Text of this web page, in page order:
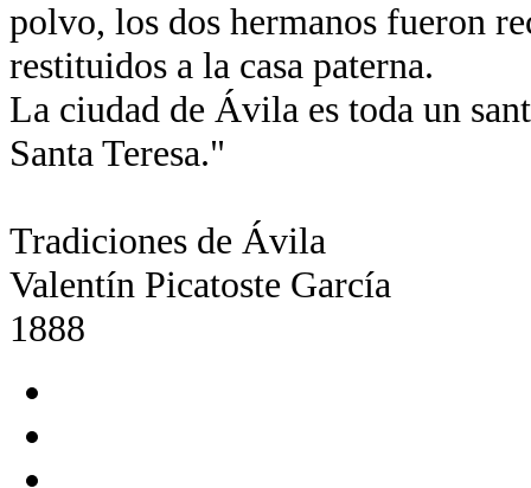
polvo, los dos hermanos fueron
restituidos a la casa paterna.
La ciudad de Ávila es toda un
Santa Teresa."
Tradiciones de Ávila
Valentín Picatoste García
1888